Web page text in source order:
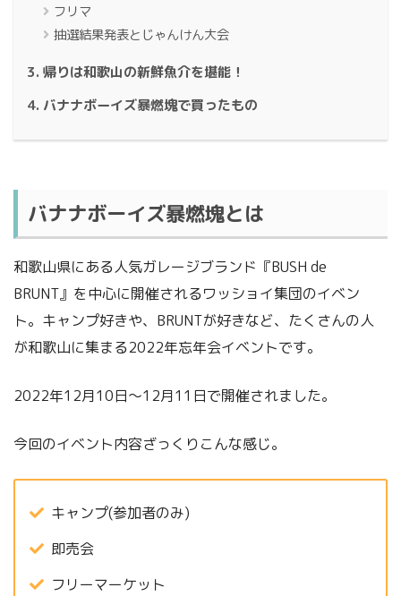
フリマ
抽選結果発表とじゃんけん大会
帰りは和歌山の新鮮魚介を堪能！
バナナボーイズ暴燃塊で買ったもの
バナナボーイズ暴燃塊とは
和歌山県にある人気ガレージブランド『BUSH de
BRUNT』を中心に開催されるワッショイ集団のイベン
ト。キャンプ好きや、BRUNTが好きなど、たくさんの人
が和歌山に集まる2022年忘年会イベントです。
2022年12月10日〜12月11日で開催されました。
今回のイベント内容ざっくりこんな感じ。
キャンプ(参加者のみ)
即売会
フリーマーケット